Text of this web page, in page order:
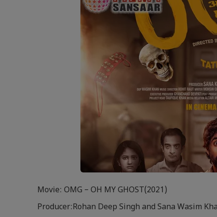
Movie: OMG – OH MY GHOST(2021)
Producer:Rohan Deep Singh and Sana Wasim